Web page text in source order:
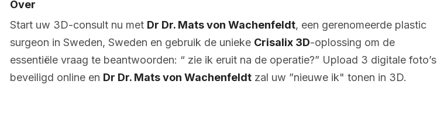
Over
Start uw 3D-consult nu met Dr Dr. Mats von Wachenfeldt, een gerenomeerde plastic
surgeon in Sweden, Sweden en gebruik de unieke Crisalix 3D-oplossing om de
essentiële vraag te beantwoorden: “ zie ik eruit na de operatie?” Upload 3 digitale foto’s
beveiligd online en Dr Dr. Mats von Wachenfeldt zal uw ”nieuwe ik" tonen in 3D.